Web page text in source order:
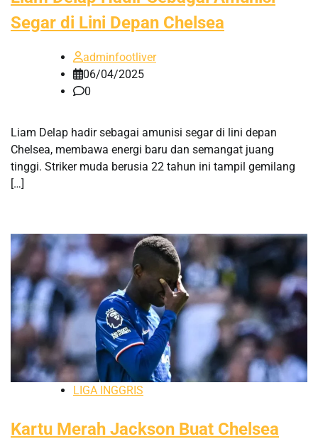
Segar di Lini Depan Chelsea
adminfootliver
06/04/2025
0
Liam Delap hadir sebagai amunisi segar di lini depan
Chelsea, membawa energi baru dan semangat juang
tinggi. Striker muda berusia 22 tahun ini tampil gemilang
[…]
LIGA INGGRIS
Kartu Merah Jackson Buat Chelsea